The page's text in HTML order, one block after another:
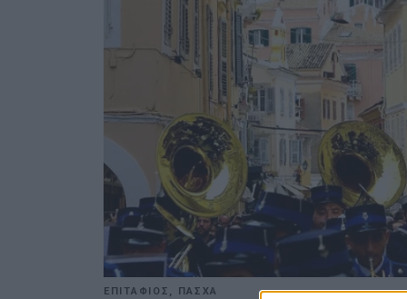
ΕΠΙΤΑΦΙΟΣ, ΠΑΣΧΑ